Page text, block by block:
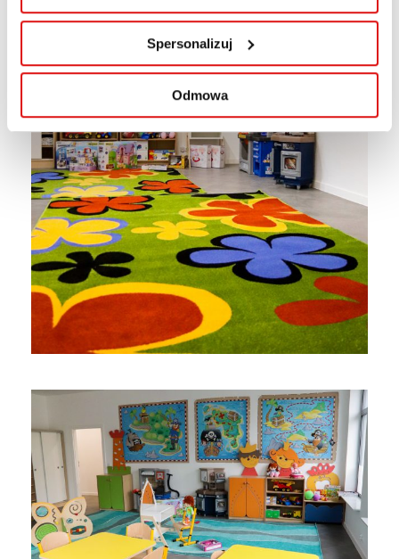
Spersonalizuj
Odmowa